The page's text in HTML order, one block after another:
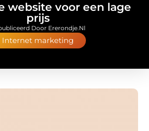
website voor een lage
prijs
Internet marketing
Door Ererondje.nl